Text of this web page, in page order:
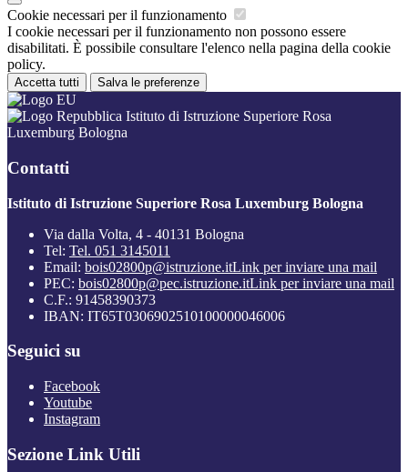
Cookie necessari per il funzionamento
I cookie necessari per il funzionamento non possono essere
disabilitati. È possibile consultare l'elenco nella pagina della cookie
policy.
Accetta tutti Salva le preferenze
Istituto di Istruzione Superiore Rosa
Luxemburg Bologna
Contatti
Istituto di Istruzione Superiore Rosa Luxemburg Bologna
Via dalla Volta, 4 - 40131 Bologna
Tel: Tel. 051 3145011
Email: bois02800p@istruzione.itLink per inviare una mail
PEC: bois02800p@pec.istruzione.itLink per inviare una mail
C.F.: 91458390373
IBAN: IT65T0306902510100000046006
Seguici su
Facebook
Youtube
Instagram
Sezione Link Utili